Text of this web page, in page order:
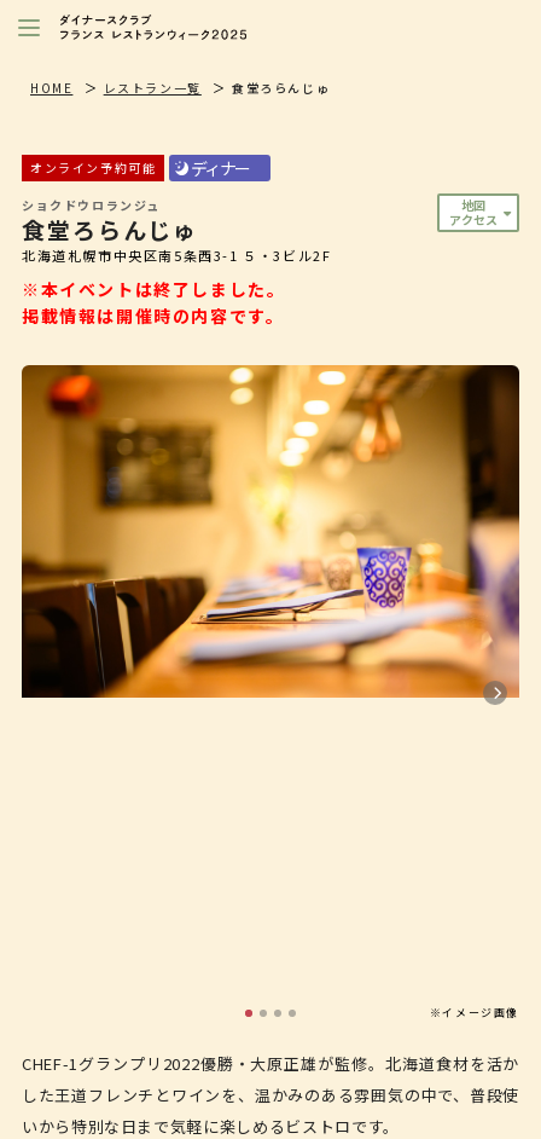
レストランを探す
特別イベント/キャンペーン
ニュース
店舗/プレス向け
HOME レストラン一覧 食堂ろらんじゅ
食堂ろらんじゅ
ショクドウロランジュ
北海道札幌市中央区南5条西3-1 ５・3ビル2F
※本イベントは終了しました。
掲載情報は開催時の内容です。
オンライン予約可能 ディナー
地図
アクセス
※イメージ画像
CHEF-1グランプリ2022優勝・大原正雄が監修。北海道食材を活か
した王道フレンチとワインを、温かみのある雰囲気の中で、普段使
いから特別な日まで気軽に楽しめるビストロです。